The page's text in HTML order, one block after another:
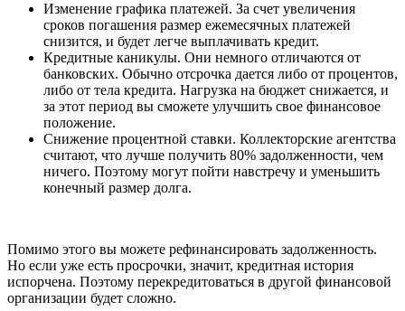
Изменение графика платежей. За счет увеличения
сроков погашения размер ежемесячных платежей
снизится, и будет легче выплачивать кредит.
Кредитные каникулы. Они немного отличаются от
банковских. Обычно отсрочка дается либо от процентов,
либо от тела кредита. Нагрузка на бюджет снижается, и
за этот период вы сможете улучшить свое финансовое
положение.
Снижение процентной ставки. Коллекторские агентства
считают, что лучше получить 80% задолженности, чем
ничего. Поэтому могут пойти навстречу и уменьшить
конечный размер долга.
Помимо этого вы можете рефинансировать задолженность.
Но если уже есть просрочки, значит, кредитная история
испорчена. Поэтому перекредитоваться в другой финансовой
организации будет сложно.